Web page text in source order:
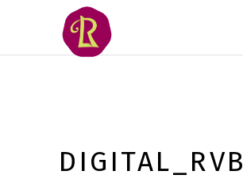
DIGITAL_RVB